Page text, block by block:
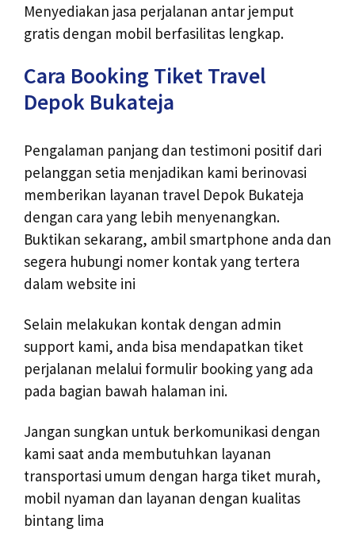
Menyediakan jasa perjalanan antar jemput
gratis dengan mobil berfasilitas lengkap.
Cara Booking Tiket Travel
Depok Bukateja
Pengalaman panjang dan testimoni positif dari
pelanggan setia menjadikan kami berinovasi
memberikan layanan travel Depok Bukateja
dengan cara yang lebih menyenangkan.
Buktikan sekarang, ambil smartphone anda dan
segera hubungi nomer kontak yang tertera
dalam website ini
Selain melakukan kontak dengan admin
support kami, anda bisa mendapatkan tiket
perjalanan melalui formulir booking yang ada
pada bagian bawah halaman ini.
Jangan sungkan untuk berkomunikasi dengan
kami saat anda membutuhkan layanan
transportasi umum dengan harga tiket murah,
mobil nyaman dan layanan dengan kualitas
bintang lima